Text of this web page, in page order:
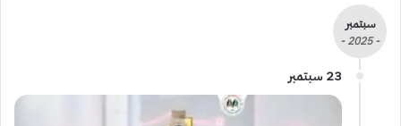
سبتمبر
- 2025 -
23 سبتمبر